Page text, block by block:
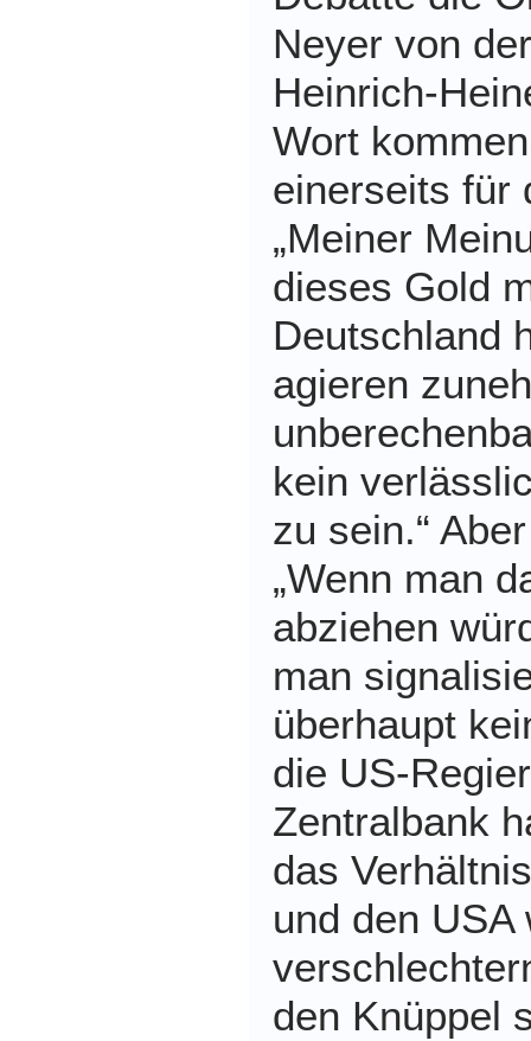
Neyer von
Heinrich-
Wort
einerseits für
„Meiner
dieses Gold
Deutschland
agieren
kein
zu sein.“
„Wenn man
abziehen
man
überhaupt
die US-
Zentralbank
das
und den USA
den Knüppel